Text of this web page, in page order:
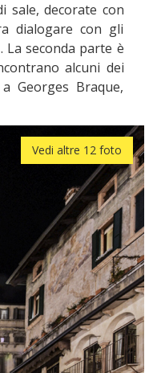
sale, decorate con
dialogare con gli
seconda parte è
alcuni dei
Georges Braque,
Vedi altre 12 foto